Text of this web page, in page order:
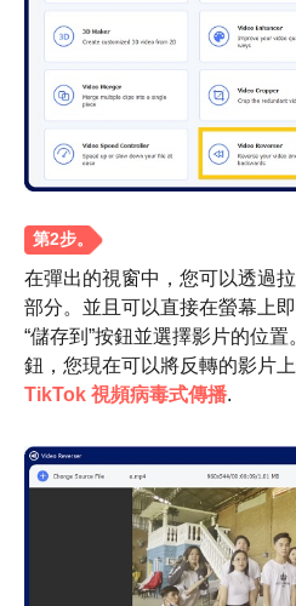
步驟1。
在彈出的視窗中，您可以透過
部分。並且可以直接在螢幕上
“儲存到”按鈕並選擇影片的位
鈕，您現在可以將反轉的影片
TikTok 視頻病毒式傳播.